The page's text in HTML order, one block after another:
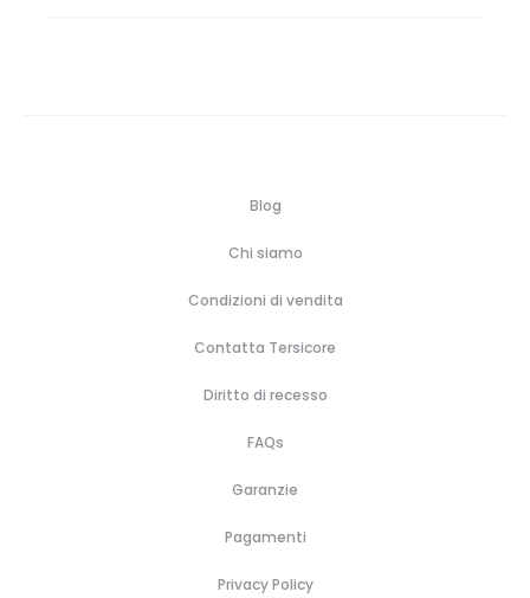
Blog
Chi siamo
Condizioni di vendita
Contatta Tersicore
Diritto di recesso
FAQs
Garanzie
Pagamenti
Privacy Policy